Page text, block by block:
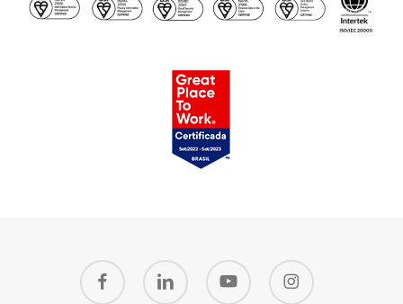
facebook linkedin youtube instagram